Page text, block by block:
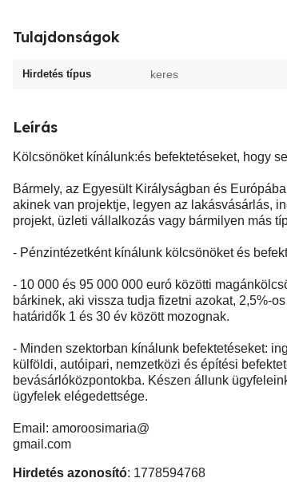
Tulajdonságok
Hirdetés típus keres
Leírás
Kölcsönöket kínálunk:és befektetéseket, hogy
Bármely, az Egyesült Királyságban és
akinek van projektje, legyen az lakásvásárlás,
projekt, üzleti vállalkozás vagy bármilyen más
- Pénzintézetként kínálunk kölcsönöket és
- 10 000 és 95 000 000 euró közötti
bárkinek, aki vissza tudja fizetni azokat, 2,5%-
határidők 1 és 30 év között mozognak.
- Minden szektorban kínálunk befektetéseket:
külföldi, autóipari, nemzetközi és építési
bevásárlóközpontokba. Készen állunk
ügyfelek elégedettsége.
Email: amoroosimaria@
gmail.com
Hirdetés azonosító: 1778594768